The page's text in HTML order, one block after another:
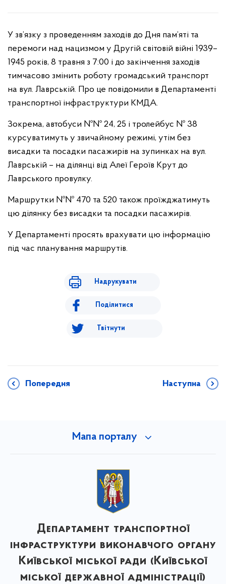
У зв’язку з проведенням заходів до Дня пам’яті та
перемоги над нацизмом у Другій світовій війні 1939–
1945 років, 8 травня з 7:00 і до закінчення заходів
тимчасово змінить роботу громадський транспорт
на вул. Лаврській. Про це повідомили в Департаменті
транспортної інфраструктури КМДА.
Зокрема, автобуси №№ 24, 25 і тролейбус № 38
курсуватимуть у звичайному режимі, утім без
висадки та посадки пасажирів на зупинках на вул.
Лаврській – на ділянці від Алеї Героїв Крут до
Лаврського провулку.
Маршрутки №№ 470 та 520 також проїжджатимуть
цю ділянку без висадки та посадки пасажирів.
У Департаменті просять врахувати цю інформацію
під час планування маршрутів.
Надрукувати
Поділитися
Твітнути
Попередня Наступна
Мапа порталу
Департамент транспортної
інфраструктури виконавчого органу
Київської міської ради (Київської
міської державної адміністрації)